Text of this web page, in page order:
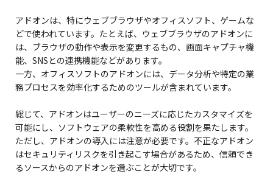
アドオンは、特にウェブブラウザやオフィスソフト、ゲームな
どで使われています。たとえば、ウェブブラウザのアドオンに
は、ブラウザの動作や表示を変更するもの、画面キャプチャ機
能、SNSとの連携機能などがあります。
一方、オフィスソフトのアドオンには、データ分析や特定の業
務プロセスを効率化するためのツールが含まれています。
総じて、アドオンはユーザーのニーズに応じたカスタマイズを
可能にし、ソフトウェアの柔軟性を高める役割を果たします。
ただし、アドオンの導入には注意が必要です。不正なアドオン
はセキュリティリスクを引き起こす場合があるため、信頼でき
るソースからのアドオンを選ぶことが大切です。